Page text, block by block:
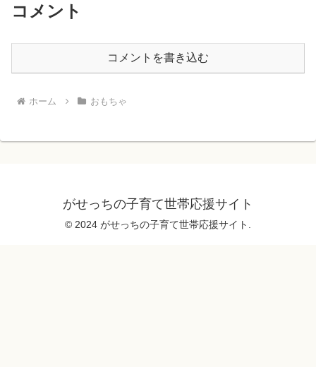
コメント
コメントを書き込む
ホーム おもちゃ
がせっちの子育て世帯応援サイト
© 2024 がせっちの子育て世帯応援サイト.